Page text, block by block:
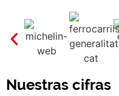
Nuestras cifras